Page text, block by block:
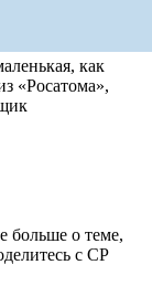
как
«Росатома»,
больше о теме,
с СР